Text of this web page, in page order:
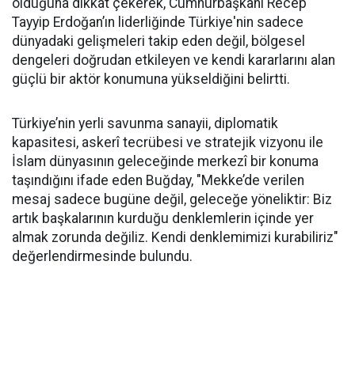
olduğuna dikkat çekerek, Cumhurbaşkanı Recep
Tayyip Erdoğan’ın liderliğinde Türkiye'nin sadece
dünyadaki gelişmeleri takip eden değil, bölgesel
dengeleri doğrudan etkileyen ve kendi kararlarını alan
güçlü bir aktör konumuna yükseldiğini belirtti.
Türkiye’nin yerli savunma sanayii, diplomatik
kapasitesi, askerî tecrübesi ve stratejik vizyonu ile
İslam dünyasının geleceğinde merkezî bir konuma
taşındığını ifade eden Buğday, "Mekke’de verilen
mesaj sadece bugüne değil, geleceğe yöneliktir: Biz
artık başkalarının kurduğu denklemlerin içinde yer
almak zorunda değiliz. Kendi denklemimizi kurabiliriz"
değerlendirmesinde bulundu.